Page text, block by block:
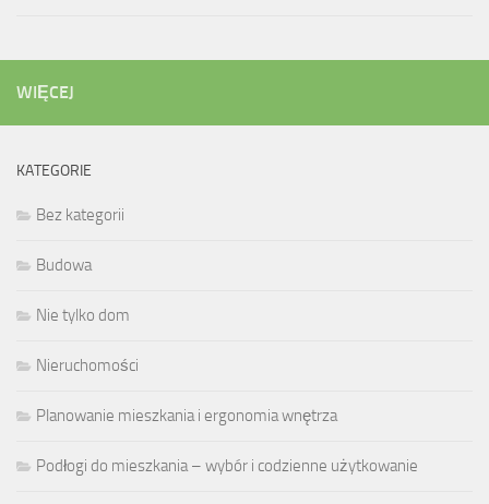
WIĘCEJ
KATEGORIE
Bez kategorii
Budowa
Nie tylko dom
Nieruchomości
Planowanie mieszkania i ergonomia wnętrza
Podłogi do mieszkania – wybór i codzienne użytkowanie